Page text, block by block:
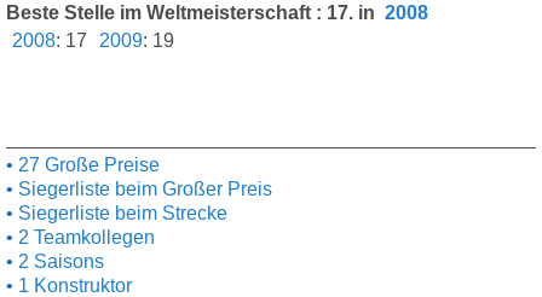
Beste Stelle im Weltmeisterschaft : 17. in 2008
2008: 17 2009: 19
27 Große Preise
Siegerliste beim Großer Preis
Siegerliste beim Strecke
2 Teamkollegen
2 Saisons
1 Konstruktor